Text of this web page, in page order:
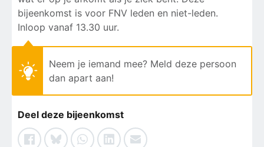
bijeenkomst is voor FNV leden en niet-leden.
Inloop vanaf 13.30 uur.
Neem je iemand mee? Meld deze persoon
dan apart aan!
Deel deze bijeenkomst